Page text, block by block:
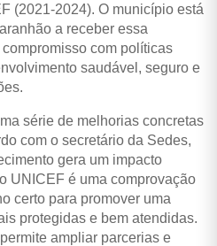
(2021-2024). O município está
a receber essa
com políticas
saudável, seguro e
série de melhorias concretas
com o secretário da Sedes,
gera um impacto
UNICEF é uma comprovação
certo para promover uma
protegidas e bem atendidas.
ampliar parcerias e